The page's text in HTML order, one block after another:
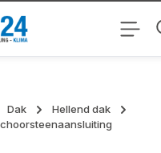
Dak
Hellend dak